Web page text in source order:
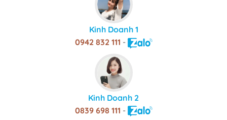
Kinh Doanh 1
0942 832 111 -
Kinh Doanh 2
0839 698 111 -